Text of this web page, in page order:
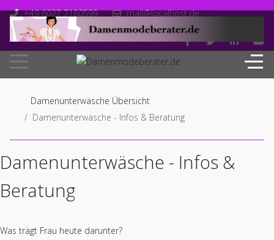
+49 6027 7180599
mail@localhost.de
Mo-Fr: 10.00 - 18.00
Damenunterwäsche Übersicht
Damenunterwäsche - Infos & Beratung
Damenunterwäsche - Infos &
Beratung
Was trägt Frau heute darunter?